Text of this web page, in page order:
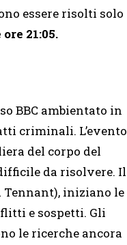
essere risolti solo
21:05.
BBC ambientato in
criminali. L’evento
del corpo del
da risolvere. Il
Tennant), iniziano le
e sospetti. Gli
le ricerche ancora